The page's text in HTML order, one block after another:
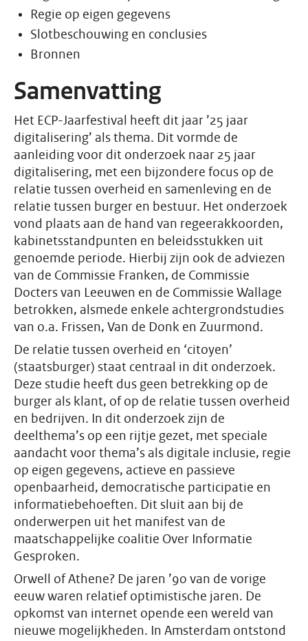
Regie op eigen gegevens
Slotbeschouwing en conclusies
Bronnen
Samenvatting
Het ECP-Jaarfestival heeft dit jaar ’25 jaar
digitalisering’ als thema. Dit vormde de
aanleiding voor dit onderzoek naar 25 jaar
digitalisering, met een bijzondere focus op de
relatie tussen overheid en samenleving en de
relatie tussen burger en bestuur. Het onderzoek
vond plaats aan de hand van regeerakkoorden,
kabinetsstandpunten en beleidsstukken uit
genoemde periode. Hierbij zijn ook de adviezen
van de Commissie Franken, de Commissie
Docters van Leeuwen en de Commissie Wallage
betrokken, alsmede enkele achtergrondstudies
van o.a. Frissen, Van de Donk en Zuurmond.
De relatie tussen overheid en ‘citoyen’
(staatsburger) staat centraal in dit onderzoek.
Deze studie heeft dus geen betrekking op de
burger als klant, of op de relatie tussen overheid
en bedrijven. In dit onderzoek zijn de
deelthema’s op een rijtje gezet, met speciale
aandacht voor thema’s als digitale inclusie, regie
op eigen gegevens, actieve en passieve
openbaarheid, democratische participatie en
informatiebehoeften. Dit sluit aan bij de
onderwerpen uit het manifest van de
maatschappelijke coalitie Over Informatie
Gesproken.
Orwell of Athene? De jaren ’90 van de vorige
eeuw waren relatief optimistische jaren. De
opkomst van internet opende een wereld van
nieuwe mogelijkheden. In Amsterdam ontstond